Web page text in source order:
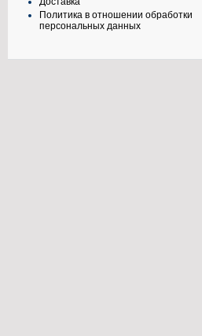
Политика в отношении обработки
персональных данных